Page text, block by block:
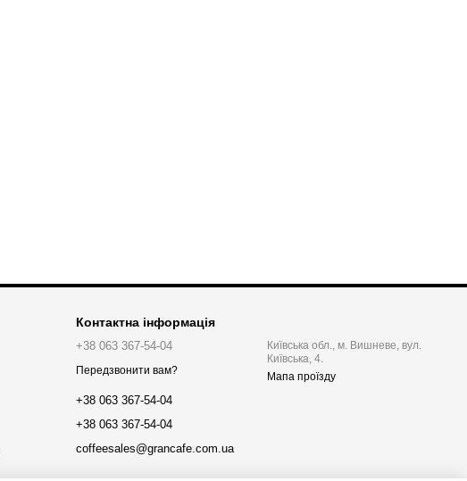
Контактна інформація
+38 063 367-54-04
Передзвонити вам?
+38 063 367-54-04
+38 063 367-54-04
coffeesales@grancafe.com.ua
Київська обл., м. Вишневе, вул.
Київська, 4.
Мапа проїзду